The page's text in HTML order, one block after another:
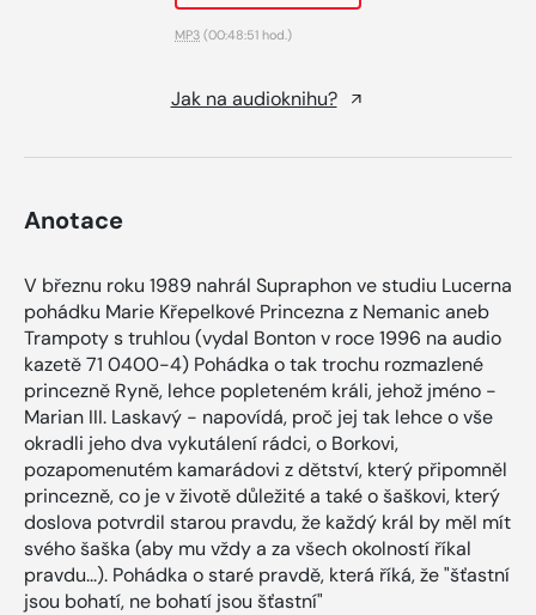
MP3 (00:48:51 hod.)
Jak na audioknihu?
Anotace
V březnu roku 1989 nahrál Supraphon ve studiu Lucerna
pohádku Marie Křepelkové Princezna z Nemanic aneb
Trampoty s truhlou (vydal Bonton v roce 1996 na audio
kazetě 71 0400-4) Pohádka o tak trochu rozmazlené
princezně Ryně, lehce popleteném králi, jehož jméno -
Marian III. Laskavý - napovídá, proč jej tak lehce o vše
okradli jeho dva vykutálení rádci, o Borkovi,
pozapomenutém kamarádovi z dětství, který připomněl
princezně, co je v životě důležité a také o šaškovi, který
doslova potvrdil starou pravdu, že každý král by měl mít
svého šaška (aby mu vždy a za všech okolností říkal
pravdu...). Pohádka o staré pravdě, která říká, že "šťastní
jsou bohatí, ne bohatí jsou šťastní"